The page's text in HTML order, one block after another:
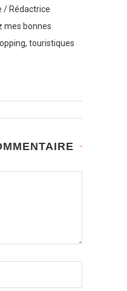
/ Rédactrice
mes bonnes
touristiques